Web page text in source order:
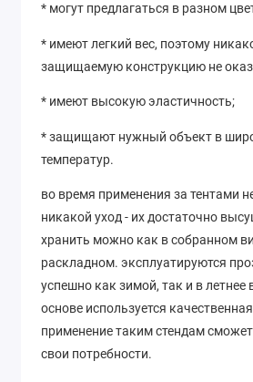
* могут предлагаться в разном
* имеют легкий вес, поэтому
защищаемую конструкцию не
* имеют высокую эластичность;
* защищают нужный объект в
температур.
во время применения за тентами
никакой уход - их достаточно
хранить можно как в собранном
раскладном. эксплуатируются
успешно как зимой, так и в летнее
основе используется
применение таким стендам
свои потребности.